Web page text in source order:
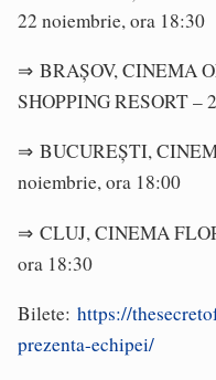
22 noiembrie, ora 18:30
⇒ BRAȘOV, CINEMA
SHOPPING RESORT –
⇒ BUCUREȘTI,
noiembrie, ora 18:00
⇒ CLUJ, CINEMA
ora 18:30
Bilete: https://
prezenta-echipei/